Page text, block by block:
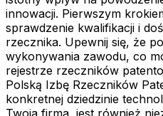
innowacji. Pierwszym
sprawdzenie kwalifikacji i
rzecznika. Upewnij się, że
wykonywania zawodu, co
rejestrze rzeczników
Polską Izbę Rzeczników
konkretnej dziedzinie
Twoja firma, jest również